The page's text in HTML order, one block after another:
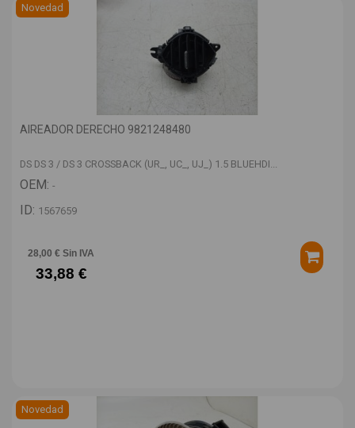
Novedad
AIREADOR DERECHO 9821248480
DS DS 3 / DS 3 CROSSBACK (UR_, UC_, UJ_) 1.5 BLUEHDI...
OEM: -
ID: 1567659
28,00 € Sin IVA
33,88 €
Novedad